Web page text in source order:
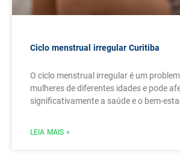
Ciclo menstrual irregular Curitiba
O ciclo menstrual irregular é um
mulheres de diferentes idades e pode
significativamente a saúde e o bem-
LEIA MAIS »